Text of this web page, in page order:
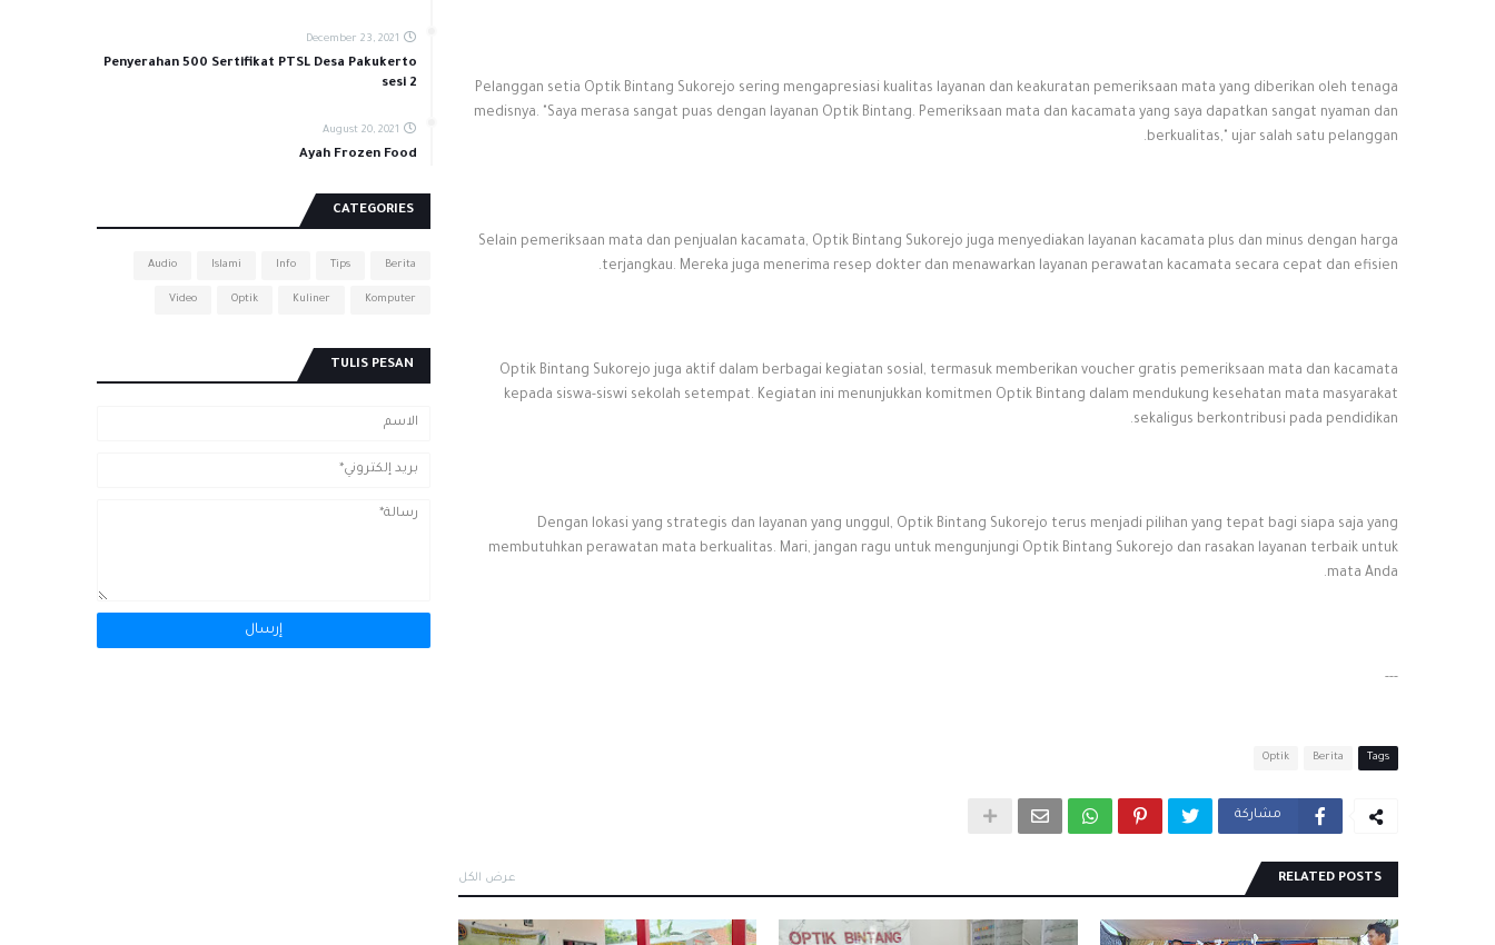
Pelanggan setia Optik Bintang Sukorejo sering mengapresiasi kualitas layanan dan keakuratan pemeriksaan mata yang diberikan oleh tenaga
medisnya. "Saya merasa sangat puas dengan layanan Optik Bintang. Pemeriksaan mata dan kacamata yang saya dapatkan sangat nyaman dan
berkualitas," ujar salah satu pelanggan.
Selain pemeriksaan mata dan penjualan kacamata, Optik Bintang Sukorejo juga menyediakan layanan kacamata plus dan minus dengan harga
terjangkau. Mereka juga menerima resep dokter dan menawarkan layanan perawatan kacamata secara cepat dan efisien.
Optik Bintang Sukorejo juga aktif dalam berbagai kegiatan sosial, termasuk memberikan voucher gratis pemeriksaan mata dan kacamata
kepada siswa-siswi sekolah setempat. Kegiatan ini menunjukkan komitmen Optik Bintang dalam mendukung kesehatan mata masyarakat
sekaligus berkontribusi pada pendidikan.
Dengan lokasi yang strategis dan layanan yang unggul, Optik Bintang Sukorejo terus menjadi pilihan yang tepat bagi siapa saja yang
membutuhkan perawatan mata berkualitas. Mari, jangan ragu untuk mengunjungi Optik Bintang Sukorejo dan rasakan layanan terbaik untuk
mata Anda.
---
Tags
Berita
Optik
مشاركة
RELATED POSTS عرض الكل
December 23, 2021
Penyerahan 500 Sertifikat PTSL Desa Pakukerto
sesi 2
August 20, 2021
Ayah Frozen Food
CATEGORIES
Berita
Tips
Info
Islami
Audio
Komputer
Kuliner
Optik
Video
TULIS PESAN